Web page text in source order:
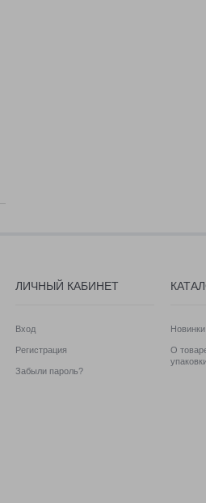
ЛИЧНЫЙ КАБИНЕТ
Вход
Регистрация
Забыли пароль?
Новинки
О